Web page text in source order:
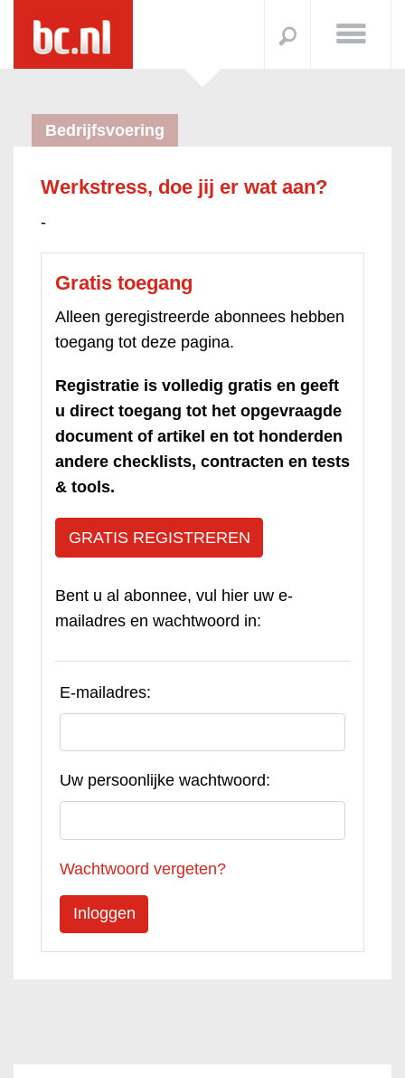
Bedrijfsvoering
Werkstress, doe jij er wat aan?
-
Gratis toegang
Alleen geregistreerde abonnees hebben
toegang tot deze pagina.
Registratie is volledig gratis en geeft
u direct toegang tot het opgevraagde
document of artikel en tot honderden
andere checklists, contracten en tests
& tools.
GRATIS REGISTREREN
Bent u al abonnee, vul hier uw e-
mailadres en wachtwoord in:
E-mailadres:
Uw persoonlijke wachtwoord:
Wachtwoord vergeten?